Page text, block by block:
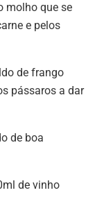
molho que se
e pelos
de frango
pássaros a dar
de boa
de vinho